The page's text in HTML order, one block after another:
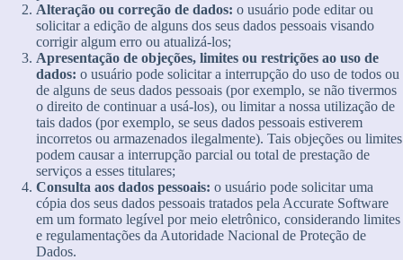
Alteração ou correção de dados: o usuário pode editar ou
solicitar a edição de alguns dos seus dados pessoais visando
corrigir algum erro ou atualizá-los;
Apresentação de objeções, limites ou restrições ao uso de
dados: o usuário pode solicitar a interrupção do uso de todos ou
de alguns de seus dados pessoais (por exemplo, se não tivermos
o direito de continuar a usá-los), ou limitar a nossa utilização de
tais dados (por exemplo, se seus dados pessoais estiverem
incorretos ou armazenados ilegalmente). Tais objeções ou limites
podem causar a interrupção parcial ou total de prestação de
serviços a esses titulares;
Consulta aos dados pessoais: o usuário pode solicitar uma
cópia dos seus dados pessoais tratados pela Accurate Software
em um formato legível por meio eletrônico, considerando limites
e regulamentações da Autoridade Nacional de Proteção de
Dados.